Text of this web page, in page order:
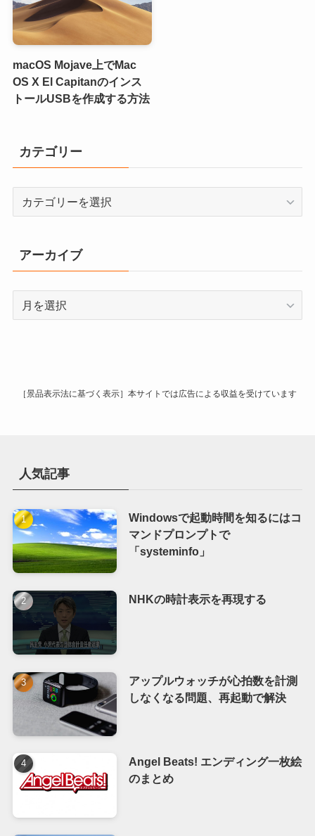
macOS Mojave上でMac
OS X El Capitanのインス
トールUSBを作成する方法
カテゴリー
ー
アーカイブ
［景品表示法に基づく表示］本サイトでは広告による収益を受けています
人気記事
Windowsで起動時間を知るにはコ
マンドプロンプトで
「systeminfo」
NHKの時計表示を再現する
アップルウォッチが心拍数を計測
しなくなる問題、再起動で解決
Angel Beats! エンディング一枚絵
のまとめ